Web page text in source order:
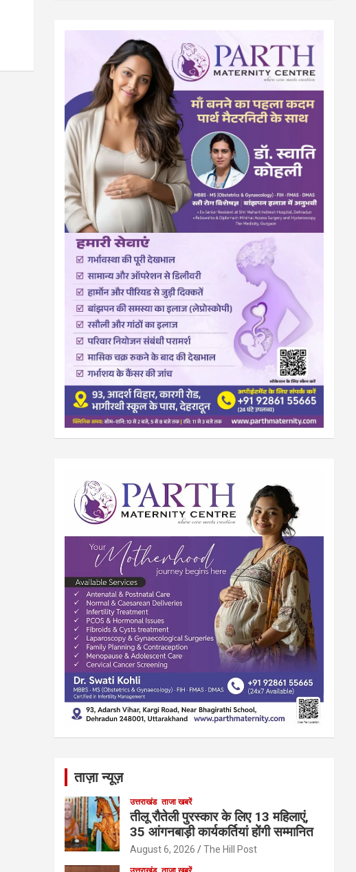
ताज़ा न्यूज़
उत्तराखंड ताजा खबरें
तीलू रौतेली पुरस्कार के लिए 13 महिलाएं,
35 आंगनबाड़ी कार्यकर्तियां होंगी सम्मानित
August 6, 2026 The Hill Post